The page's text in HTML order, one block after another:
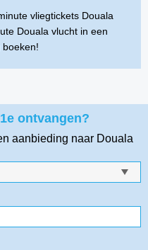
vliegtickets Douala
Douala vlucht in een
ontvangen?
aanbieding naar Douala